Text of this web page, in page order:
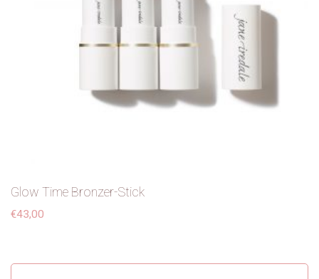
Glow Time Bronzer-Stick
€43,00